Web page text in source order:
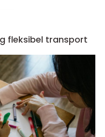
fleksibel transport